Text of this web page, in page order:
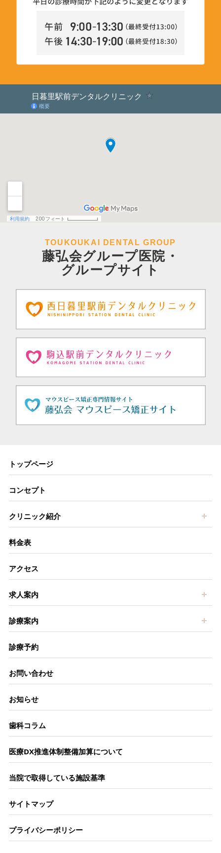
TOUKOUKAI DENTAL GROUP
藤弘会グループ医院・
グループサイト
トップページ
コンセプト
クリニック紹介
料金表
アクセス
求人案内
診療案内
診療予約
お問い合わせ
お知らせ
歯科コラム
医療DX推進体制整備加算について
当院で取得している施設基準
サイトマップ
プライバシーポリシー